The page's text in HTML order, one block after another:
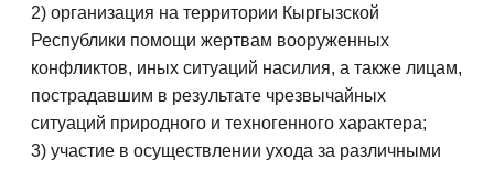
2) организация на территории Кыргызской
Республики помощи жертвам вооруженных
конфликтов, иных ситуаций насилия, а также лицам,
пострадавшим в результате чрезвычайных
ситуаций природного и техногенного характера;
3) участие в осуществлении ухода за различными